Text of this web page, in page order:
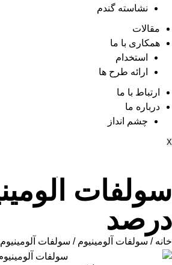
نشاسته گندم
مقالات
همکاری با ما
استخدام
ارائه طرح ها
ارتباط با ما
درباره ما
چشم انداز
X
درصد
خانه / سولفات آلومینیوم / سولفات آلومینیوم 17 درصد